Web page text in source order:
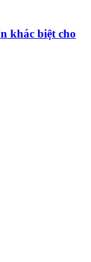
khác biệt cho